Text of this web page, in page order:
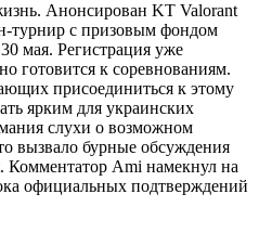
Анонсирован KT Valorant
турнир с призовым фондом
мая. Регистрация уже
готовится к соревнованиям.
присоединиться к этому
ярким для украинских
слухи о возможном
вызвало бурные обсуждения
Комментатор Ami намекнул на
официальных подтверждений